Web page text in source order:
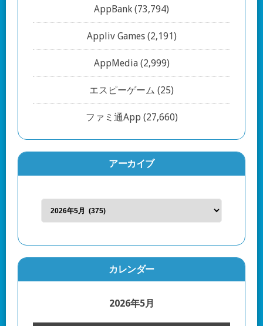
AppBank (73,794)
Appliv Games(2,191)
AppMedia(2,999)
エスピーゲーム (25)
ファミ通App(27,660)
アーカイブ
カレンダー
2026年5月